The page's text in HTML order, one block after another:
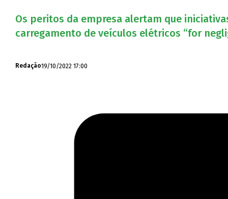
Os peritos da empresa alertam que
carregamento de veículos elétricos “for
Redação19/10/2022 17:00